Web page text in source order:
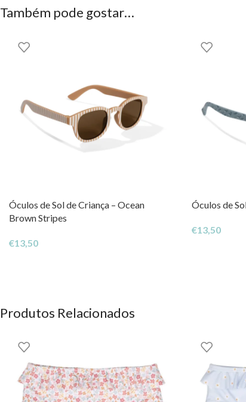
Também pode gostar…
Óculos de Sol de Criança – Ocean
Brown Stripes
€13,50
Óculos de
€13,50
Produtos Relacionados